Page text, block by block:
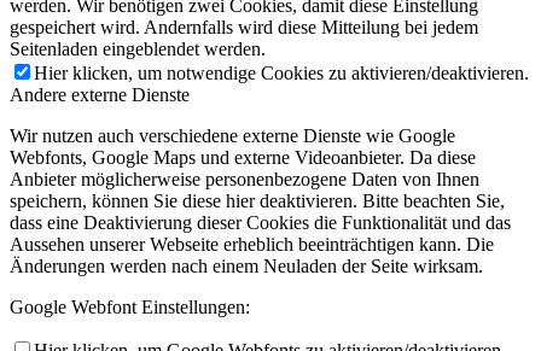
werden. Wir benötigen zwei Cookies, damit diese Einstellung
gespeichert wird. Andernfalls wird diese Mitteilung bei jedem
Seitenladen eingeblendet werden.
Hier klicken, um notwendige Cookies zu aktivieren/deaktivieren.
Andere externe Dienste
Wir nutzen auch verschiedene externe Dienste wie Google
Webfonts, Google Maps und externe Videoanbieter. Da diese
Anbieter möglicherweise personenbezogene Daten von Ihnen
speichern, können Sie diese hier deaktivieren. Bitte beachten Sie,
dass eine Deaktivierung dieser Cookies die Funktionalität und das
Aussehen unserer Webseite erheblich beeinträchtigen kann. Die
Änderungen werden nach einem Neuladen der Seite wirksam.
Google Webfont Einstellungen: